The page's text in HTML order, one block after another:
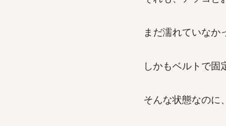
まだ濡れていなか
しかもベルトで固
そんな状態なのに